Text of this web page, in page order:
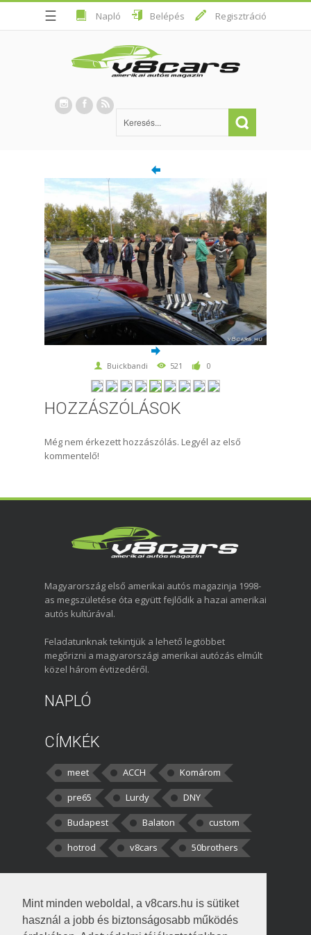
Mint minden weboldal, a v8cars.hu is sütiket
használ a jobb és biztonságosabb működés
☰ Napló Belépés Regisztráció
Buickbandi 521 0
HOZZÁSZÓLÁSOK
Még nem érkezett hozzászólás. Legyél az első
kommentelő!
Magyarország első amerikai autós magazinja 1998-
as megszületése óta együtt fejlődik a hazai amerikai
autós kultúrával.
Feladatunknak tekintjük a lehető legtöbbet
megőrizni a magyarországi amerikai autózás elmúlt
közel három évtizedéről.
NAPLÓ
CÍMKÉK
meet ACCH
Komárom
pre65
Lurdy
DNY
Budapest
Balaton
custom
hotrod
v8cars 50brothers
kortisz:Elszúrtam! Én csak két
darabbaal számoltam. Nem tudtam, hogy fél autót,